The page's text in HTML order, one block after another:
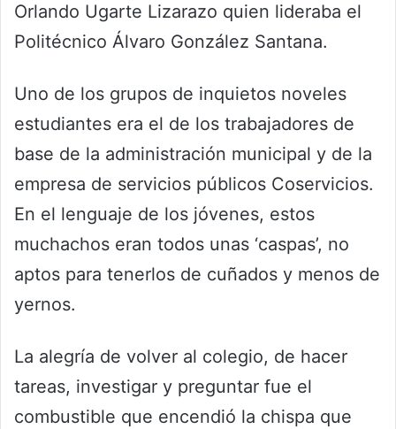
Orlando Ugarte Lizarazo quien lideraba el
Politécnico Álvaro González Santana.
Uno de los grupos de inquietos noveles
estudiantes era el de los trabajadores de
base de la administración municipal y de la
empresa de servicios públicos Coservicios.
En el lenguaje de los jóvenes, estos
muchachos eran todos unas ‘caspas’, no
aptos para tenerlos de cuñados y menos de
yernos.
La alegría de volver al colegio, de hacer
tareas, investigar y preguntar fue el
combustible que encendió la chispa que